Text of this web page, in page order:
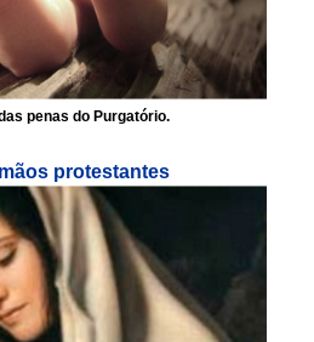
penas do Purgatório.
protestantes